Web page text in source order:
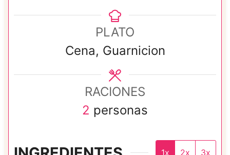
o
o
s
PLATO
Cena, Guarnicion
RACIONES
2 personas
1x 2x 3x